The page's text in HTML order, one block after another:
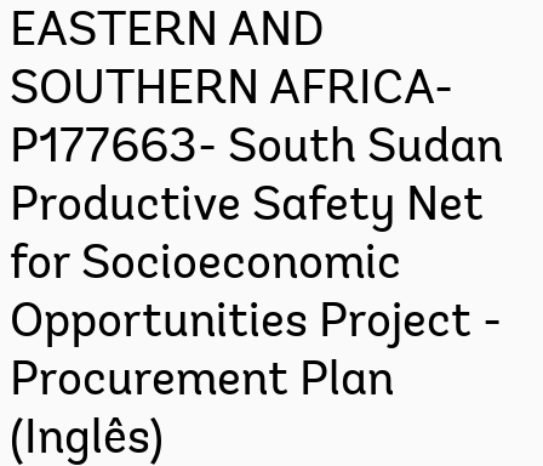
EASTERN AND
SOUTHERN AFRICA-
P177663- South Sudan
Productive Safety Net
for Socioeconomic
Opportunities Project -
Procurement Plan
(Inglês)